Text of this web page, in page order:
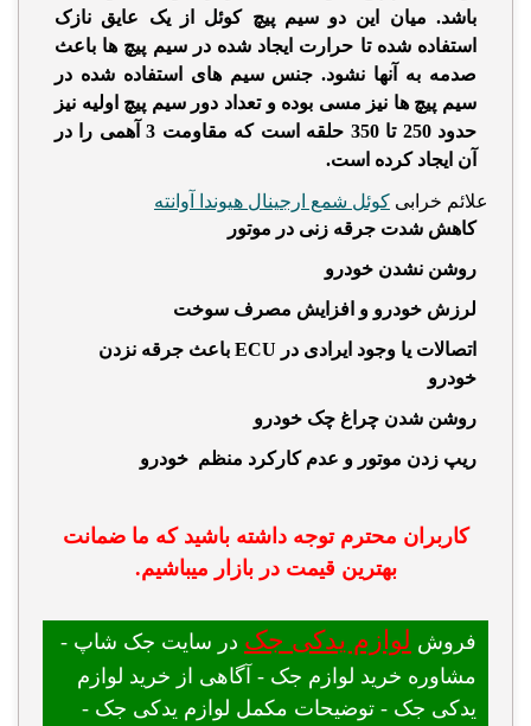
باشد. میان این دو سیم پیچ کوئل از یک عایق نازک
استفاده شده تا حرارت ایجاد شده در سیم پیچ ها باعث
صدمه به آنها نشود. جنس سیم های استفاده شده در
سیم پیچ ها نیز مسی بوده و تعداد دور سیم پیچ اولیه نیز
حدود 250 تا 350
حلقه است که مقاومت 3 آهمی را در
آن ایجاد کرده است.
علائم خرابی کوئل شمع ارجینال هیوندا آوانته
کاهش شدت جرقه زنی در موتور
روشن نشدن خودرو
لرزش خودرو و افزایش مصرف سوخت
اتصالات یا وجود ایرادی در ECU باعث جرقه نزدن
خودرو
روشن شدن چراغ چک خودرو
ریپ زدن موتور و عدم کارکرد منظم خودرو
کاربران محترم توجه داشته باشید که ما ضمانت
بهترین قیمت در بازار میباشیم.
فروش لوازم یدکی جک در سایت جک شاپ -
مشاوره خرید لوازم جک - آگاهی از خرید لوازم
یدکی جک - توضیحات مکمل لوازم یدکی جک -